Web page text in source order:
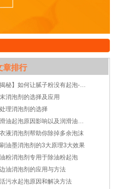
章排行
【揭秘】如何让腻子粉没有起泡-腻子粉消泡剂
消泡剂的选择及应用
理消泡剂的选择
润滑油起泡原因影响以及润滑油消泡剂解决方案
液消泡剂帮助你除掉多余泡沫
油墨消泡剂的3大原理3大效果
粉消泡剂专用于除油粉起泡
油消泡剂的应用与方法
污水起泡原因和解决方法